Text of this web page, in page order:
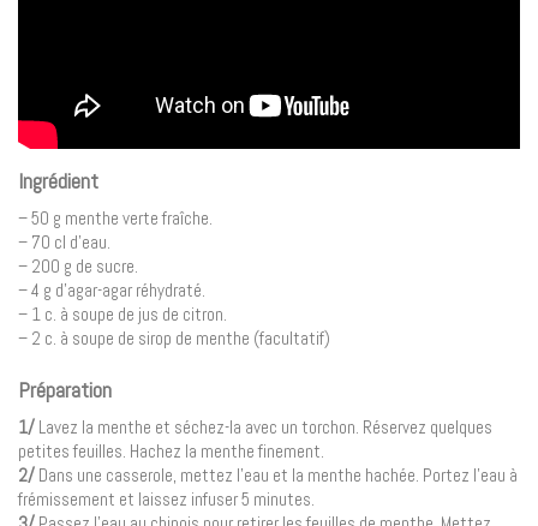
Ingrédient
– 50 g menthe verte fraîche.
– 70 cl d’eau.
– 200 g de sucre.
– 4 g d’agar-agar réhydraté.
– 1 c. à soupe de jus de citron.
– 2 c. à soupe de sirop de menthe (facultatif)
Préparation
1/ Lavez la menthe et séchez-la avec un torchon. Réservez quelques
petites feuilles. Hachez la menthe finement.
2/ Dans une casserole, mettez l’eau et la menthe hachée. Portez l’eau à
frémissement et laissez infuser 5 minutes.